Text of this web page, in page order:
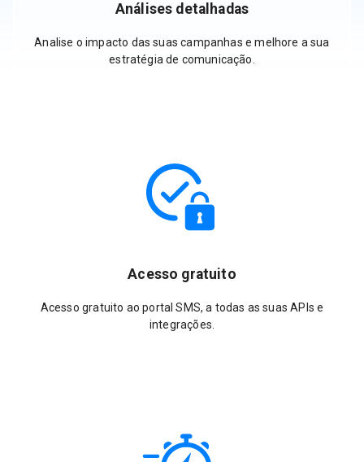
Análises detalhadas
Analise o impacto das suas campanhas e melhore a sua
estratégia de comunicação.
Acesso gratuito
Acesso gratuito ao portal SMS, a todas as suas APIs e
integrações.